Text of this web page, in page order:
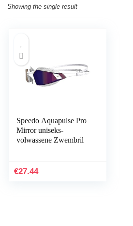
Showing the single result
Speedo Aquapulse Pro
Mirror uniseks-
volwassene Zwembril
€27.44